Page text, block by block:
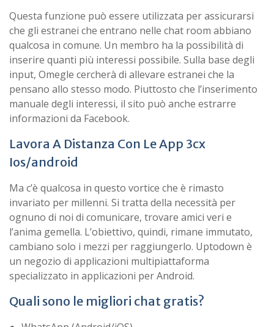
Questa funzione può essere utilizzata per assicurarsi
che gli estranei che entrano nelle chat room abbiano
qualcosa in comune. Un membro ha la possibilità di
inserire quanti più interessi possibile. Sulla base degli
input, Omegle cercherà di allevare estranei che la
pensano allo stesso modo. Piuttosto che l’inserimento
manuale degli interessi, il sito può anche estrarre
informazioni da Facebook.
Lavora A Distanza Con Le App 3cx
Ios/android
Ma c’è qualcosa in questo vortice che è rimasto
invariato per millenni. Si tratta della necessità per
ognuno di noi di comunicare, trovare amici veri e
l’anima gemella. L’obiettivo, quindi, rimane immutato,
cambiano solo i mezzi per raggiungerlo. Uptodown è
un negozio di applicazioni multipiattaforma
specializzato in applicazioni per Android.
Quali sono le migliori chat gratis?